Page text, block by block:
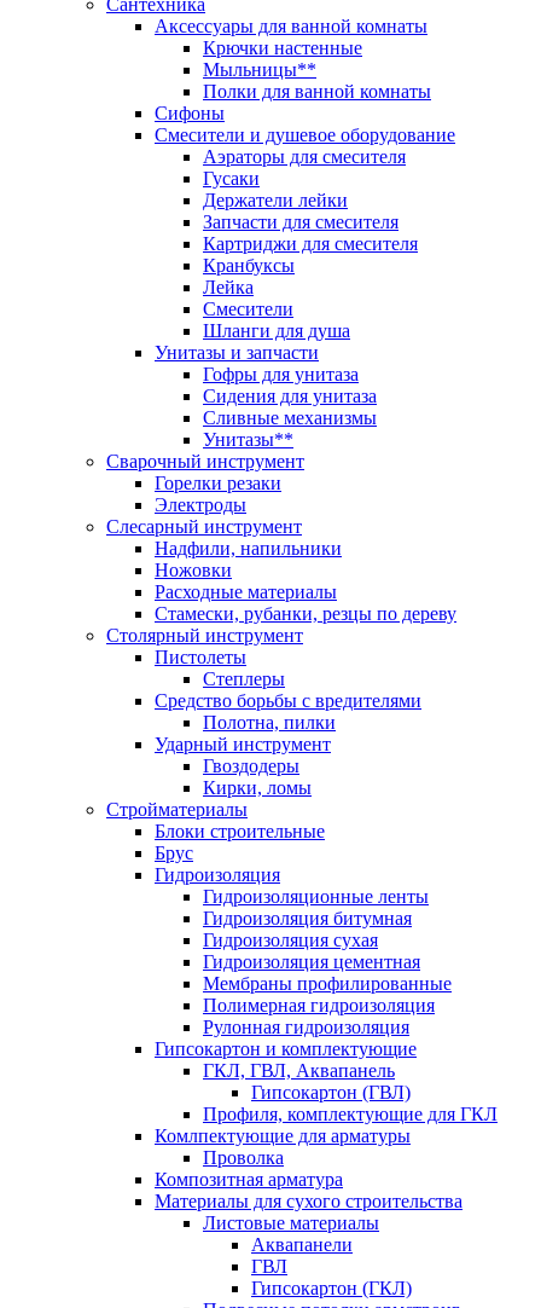
Сантехника
Аксессуары для ванной комнаты
Крючки настенные
Мыльницы**
Полки для ванной комнаты
Сифоны
Смесители и душевое оборудование
Аэраторы для смесителя
Гусаки
Держатели лейки
Запчасти для смесителя
Картриджи для смесителя
Кранбуксы
Лейка
Смесители
Шланги для душа
Унитазы и запчасти
Гофры для унитаза
Сидения для унитаза
Сливные механизмы
Унитазы**
Сварочный инструмент
Горелки резаки
Электроды
Слесарный инструмент
Надфили, напильники
Ножовки
Расходные материалы
Стамески, рубанки, резцы по дереву
Столярный инструмент
Пистолеты
Степлеры
Средство борьбы с вредителями
Полотна, пилки
Ударный инструмент
Гвоздодеры
Кирки, ломы
Стройматериалы
Блоки строительные
Брус
Гидроизоляция
Гидроизоляционные ленты
Гидроизоляция битумная
Гидроизоляция сухая
Гидроизоляция цементная
Мембраны профилированные
Полимерная гидроизоляция
Рулонная гидроизоляция
Гипсокартон и комплектующие
ГКЛ, ГВЛ, Аквапанель
Гипсокартон (ГВЛ)
Профиля, комплектующие для ГКЛ
Комлпектующие для арматуры
Проволка
Композитная арматура
Материалы для сухого строительства
Листовые материалы
Аквапанели
ГВЛ
Гипсокартон (ГКЛ)